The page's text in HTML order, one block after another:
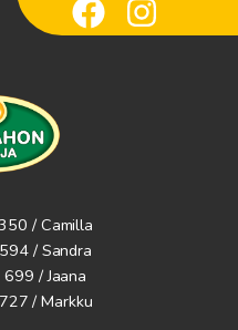
/ Camilla
/ Sandra
/ Jaana
/ Markku